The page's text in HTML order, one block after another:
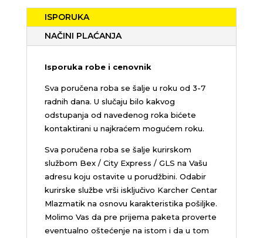
ISPORUKA
NAČINI PLAĆANJA
Isporuka robe i cenovnik
Sva poručena roba se šalje u roku od 3-7
radnih dana. U slučaju bilo kakvog
odstupanja od navedenog roka bićete
kontaktirani u najkraćem mogućem roku.
Sva poručena roba se šalje kurirskom
službom Bex / City Express / GLS na Vašu
adresu koju ostavite u porudžbini. Odabir
kurirske službe vrši isključivo Karcher Centar
Mlazmatik na osnovu karakteristika pošiljke.
Molimo Vas da pre prijema paketa proverte
eventualno oštećenje na istom i da u tom